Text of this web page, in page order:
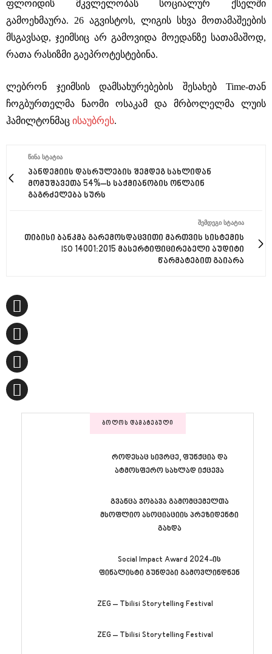
ფლოიდის მკვლელობას სოციალურ ქსელში
გამოეხმაურა. 26 აგვისტოს, ლიგის სხვა მოთამაშეების
მსგავსად, ჯეიმსიც არ გამოვიდა მოედანზე სათამაშოდ,
რათა რასიზმი გაეპროტესტებინა.
ლებრონ ჯეიმსის დამსახურებების შესახებ Time-თან
ჩოგბურთელმა ნაომი ოსაკამ და მრბოლელმა ლუის
ჰამილტონმაც ისაუბრეს.
ᲬᲘᲜᲐ ᲡᲢᲐᲢᲘᲐ
პანდემიის დასრულების შემდეგ სახლიდან
მომუშავეთა 54%–ს საქმიანობის ონლაინ
გაგრძელება სურს
ᲨᲔᲛᲓᲔᲒᲘ ᲡᲢᲐᲢᲘᲐ
თიბისი ბანკმა გარემოსდაცვითი მართვის სისტემის
ISO 14001:2015 მასერტიფიცირებელი აუდიტი
წარმატებით გაიარა
ᲑᲝᲚᲝᲡ ᲓᲐᲛᲐᲢᲔᲑᲣᲚᲘ
როდესაც სივრცე, ფუნქცია და
ატმოსფერო სახლად იქცევა
გვანცა ჯობავა გამომცემელთა
მსოფლიო ასოციაციის პრეზიდენტი
გახდა
Social Impact Award 2024-ის
ფინალისტი გუნდები გამოვლინდნენ
ZEG – Tbilisi Storytelling Festival
ZEG – Tbilisi Storytelling Festival